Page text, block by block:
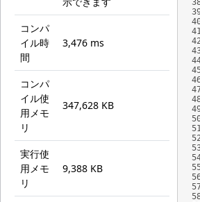
コンパ
イル時
間
3,476 ms
コンパ
イル使
用メモ
リ
347,628 KB
実行使
用メモ
リ
9,388 KB